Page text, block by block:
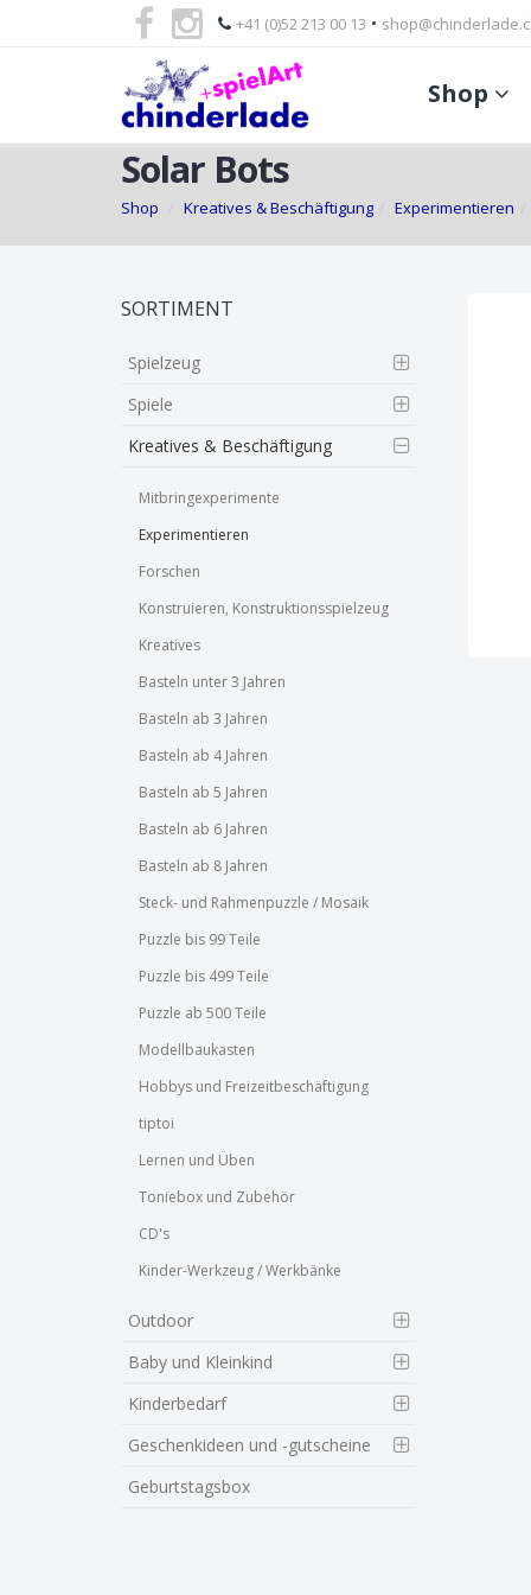
+41 (0)52 213 00 13 •
Shop
Solar Bots
Shop Kreatives & Beschäftigung Experimentieren
SORTIMENT
Spielzeug
Spiele
Kreatives & Beschäftigung
Mitbringexperimente
Experimentieren
Forschen
Konstruieren, Konstruktionsspielzeug
Kreatives
Basteln unter 3 Jahren
Basteln ab 3 Jahren
Basteln ab 4 Jahren
Basteln ab 5 Jahren
Basteln ab 6 Jahren
Basteln ab 8 Jahren
Steck- und Rahmenpuzzle / Mosaik
Puzzle bis 99 Teile
Puzzle bis 499 Teile
Puzzle ab 500 Teile
Modellbaukasten
Hobbys und Freizeitbeschäftigung
tiptoi
Lernen und Üben
Toniebox und Zubehör
CD's
Kinder-Werkzeug / Werkbänke
Outdoor
Baby und Kleinkind
Kinderbedarf
Geschenkideen und -gutscheine
Geburtstagsbox